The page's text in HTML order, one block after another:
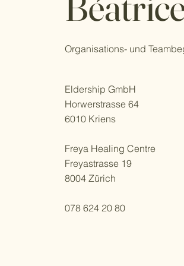
Organisations- und
Eldership GmbH
Horwerstrasse 64
6010 Kriens
Freya Healing Centre
Freyastrasse 19
8004 Zürich
078 624 20 80